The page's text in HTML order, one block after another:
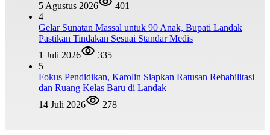
5 Agustus 2026
401
4
Gelar Sunatan Massal untuk 90 Anak, Bupati Landak
Pastikan Tindakan Sesuai Standar Medis
1 Juli 2026
335
5
Fokus Pendidikan, Karolin Siapkan Ratusan Rehabilitasi
dan Ruang Kelas Baru di Landak
14 Juli 2026
278